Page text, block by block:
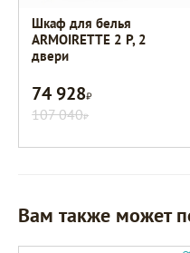
Шкаф для белья
ARMOIRETTE 2 P, 2
двери
74 928Р
107 040Р
Вам также может